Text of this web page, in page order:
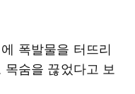
폭발물을 터뜨리
숨을 끊었다고 보